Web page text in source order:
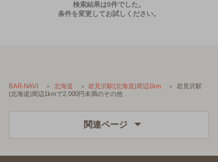
検索結果は0件でした。
条件を変更してお試しください。
BAR-NAVI 北海道 岩見沢駅(北海道)周辺1km
岩見沢駅
(北海道)周辺1kmで2,000円未満のその他
関連ページ